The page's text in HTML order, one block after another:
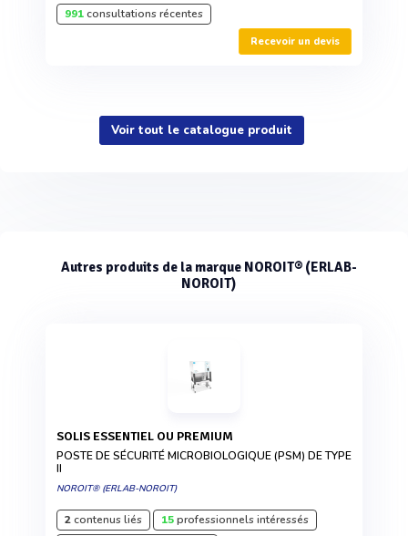
991consultations récentes
Recevoir un devis
Voir tout le catalogue produit
Autres produits de la marque NOROIT® (ERLAB-
NOROIT)
SOLIS ESSENTIEL OU PREMIUM
POSTE DE SÉCURITÉ MICROBIOLOGIQUE (PSM) DE TYPE
II
NOROIT® (ERLAB-NOROIT)
2contenus liés 15professionnels intéressés